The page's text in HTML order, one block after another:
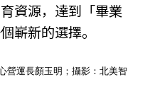
資源，達到「畢業
嶄新的選擇。
營運長顏玉明；攝影：北美智